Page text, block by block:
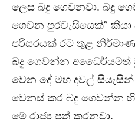
ලෙස බදු ගෙවනවා. බදු
ගෙවන පුරවැසියෙක්”
පරිසරයක් රට තුළ
බදු ගෙවන්න අධෛර්යමත්
වෙන දේ මහ දවල්
වෙනස් කර බදු ගෙවන්න
මේ රාජ්‍ය පත් කරනවා.